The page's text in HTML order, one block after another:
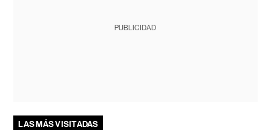
PUBLICIDAD
LAS MÁS VISITADAS